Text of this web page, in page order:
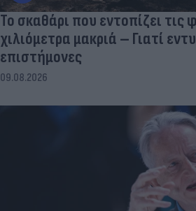
Το σκαθάρι που εντοπίζει τις
χιλιόμετρα μακριά – Γιατί
επιστήμονες
09.08.2026